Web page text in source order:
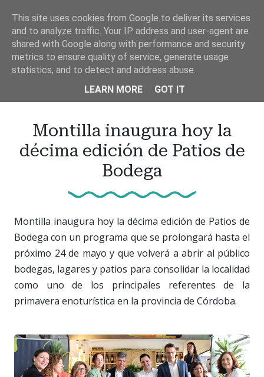
contenido
principal
Montilla inaugura hoy la
décima edición de Patios de
Bodega
Montilla inaugura hoy la décima edición de Patios de
Bodega con un programa que se prolongará hasta el
próximo 24 de mayo y que volverá a abrir al público
bodegas, lagares y patios para consolidar la localidad
como uno de los principales referentes de la
primavera enoturística en la provincia de Córdoba.
This site uses cookies from Google to deliver its services
and to analyze traffic. Your IP address and user-agent are
shared with Google along with performance and security
metrics to ensure quality of service, generate usage
statistics, and to detect and address abuse.
LEARN MORE
GOT IT